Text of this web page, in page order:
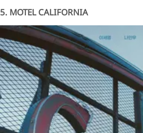
5. MOTEL CALIFORNIA